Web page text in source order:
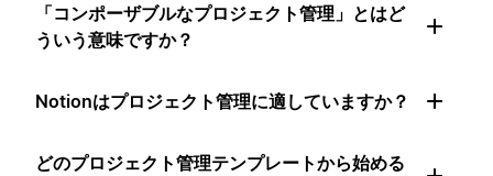
「コンポーザブルなプロジェクト管理」とはど
ういう意味ですか？
Notionはプロジェクト管理に適していますか？
どのプロジェクト管理テンプレートから始める